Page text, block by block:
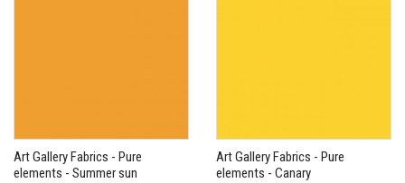
Art Gallery Fabrics - Pure
elements - Summer sun
Art Gallery Fabrics - Pure
elements - Canary